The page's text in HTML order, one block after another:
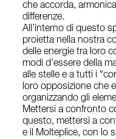
che accorda,
differenze.
All’interno di questo
proietta nella nostra
delle energie tra loro
modi d’essere della
alle stelle e a tutti i
loro opposizione che
organizzando gli
Mettersi a confronto
questo, mettersi a
e il Molteplice, con lo